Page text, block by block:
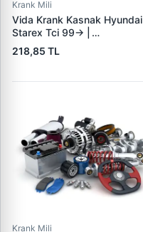
Krank Mili
Vida Krank Kasnak Hyundai
Starex Tci 99-> |
WAGENBURG 15233006 |
OEM 23127-42001-23127-
218,85 TL
Krank Mili